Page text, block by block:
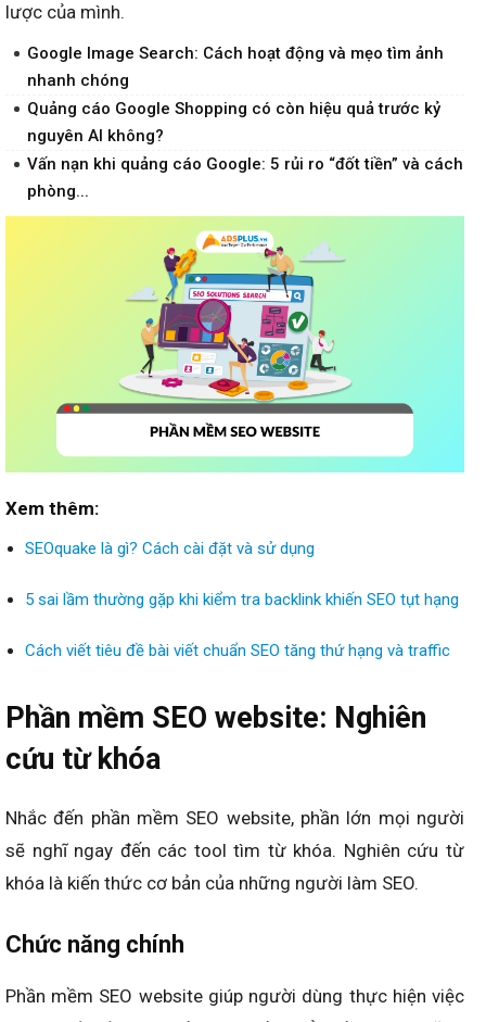
lược của mình.
Google Image Search: Cách hoạt động và mẹo tìm ảnh
nhanh chóng
Quảng cáo Google Shopping có còn hiệu quả trước kỷ
nguyên AI không?
Vấn nạn khi quảng cáo Google: 5 rủi ro “đốt tiền” và cách
phòng...
Xem thêm:
SEOquake là gì? Cách cài đặt và sử dụng
5 sai lầm thường gặp khi kiểm tra backlink khiến SEO tụt hạng
Cách viết tiêu đề bài viết chuẩn SEO tăng thứ hạng và traffic
Phần mềm SEO website: Nghiên
cứu từ khóa
Nhắc đến phần mềm SEO website, phần lớn mọi người
sẽ nghĩ ngay đến các tool tìm từ khóa. Nghiên cứu từ
khóa là kiến thức cơ bản của những người làm SEO.
Chức năng chính
Phần mềm SEO website giúp người dùng thực hiện việc